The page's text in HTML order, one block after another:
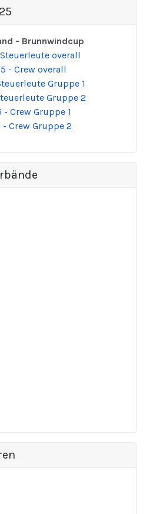
- Brunnwindcup
overall
- Crew overall
Gruppe 1
Gruppe 2
- Crew Gruppe 1
- Crew Gruppe 2